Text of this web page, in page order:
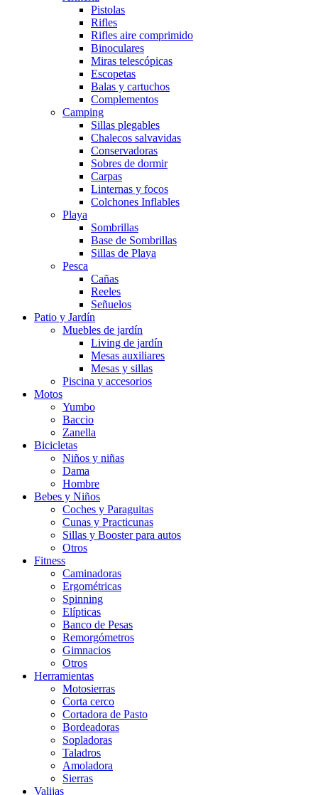
Pistolas
Rifles
Rifles aire comprimido
Binoculares
Miras telescópicas
Escopetas
Balas y cartuchos
Complementos
Camping
Sillas plegables
Chalecos salvavidas
Conservadoras
Sobres de dormir
Carpas
Linternas y focos
Colchones Inflables
Playa
Sombrillas
Base de Sombrillas
Sillas de Playa
Pesca
Cañas
Reeles
Señuelos
Patio y Jardín
Muebles de jardín
Living de jardín
Mesas auxiliares
Mesas y sillas
Piscina y accesorios
Motos
Yumbo
Baccio
Zanella
Bicicletas
Niños y niñas
Dama
Hombre
Bebes y Niños
Coches y Paraguitas
Cunas y Practicunas
Sillas y Booster para autos
Otros
Fitness
Caminadoras
Ergométricas
Spinning
Elípticas
Banco de Pesas
Remorgómetros
Gimnacios
Otros
Herramientas
Motosierras
Corta cerco
Cortadora de Pasto
Bordeadoras
Sopladoras
Taladros
Amoladora
Sierras
Valijas